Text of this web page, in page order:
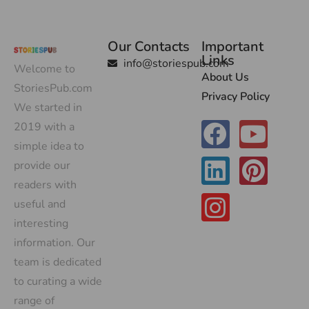
Welcome to
StoriesPub.com
We started in
2019 with a
simple idea to
provide our
readers with
useful and
interesting
information. Our
team is dedicated
to curating a wide
range of
Our Contacts
info@storiespub.com
Important
Links
About Us
Privacy Policy